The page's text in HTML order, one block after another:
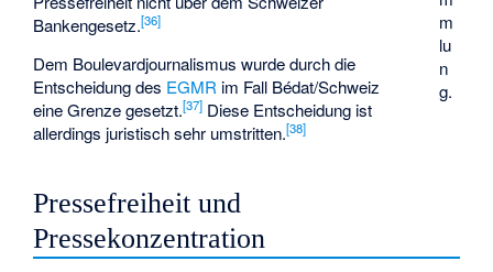
m
lu
n
g.
Bankengesetz.[36]
Dem Boulevardjournalismus wurde durch die
Entscheidung des EGMR im Fall Bédat/Schweiz
eine Grenze gesetzt.[37] Diese Entscheidung ist
allerdings juristisch sehr umstritten.[38]
Pressefreiheit und
Pressekonzentration